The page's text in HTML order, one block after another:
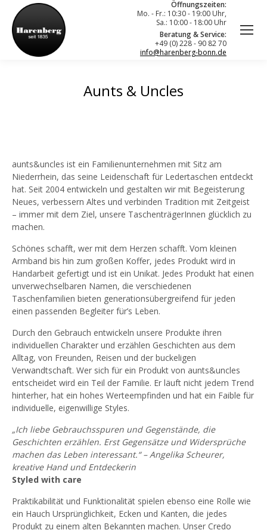
Öffnungszeiten:
Mo. - Fr.: 10:30 - 19:00 Uhr,
Sa.: 10:00 - 18:00 Uhr
Beratung & Service:
+49 (0) 228 - 90 82 70
info@harenberg-bonn.de
Aunts & Uncles
aunts&uncles ist ein Familienunternehmen mit Sitz am
Niederrhein, das seine Leidenschaft für Ledertaschen entdeckt
hat. Seit 2004 entwickeln und gestalten wir mit Begeisterung
Neues, verbessern Altes und verbinden Tradition mit Zeitgeist
– immer mit dem Ziel, unsere TaschenträgerInnen glücklich zu
machen.
Schönes schafft, wer mit dem Herzen schafft. Vom kleinen
Armband bis hin zum großen Koffer, jedes Produkt wird in
Handarbeit gefertigt und ist ein Unikat. Jedes Produkt hat einen
unverwechselbaren Namen, die verschiedenen
Taschenfamilien bieten generationsübergreifend für jeden
einen passenden Begleiter für’s Leben.
Durch den Gebrauch entwickeln unsere Produkte ihren
individuellen Charakter und erzählen Geschichten aus dem
Alltag, von Freunden, Reisen und der buckeligen
Verwandtschaft. Wer sich für ein Produkt von aunts&uncles
entscheidet wird ein Teil der Familie. Er läuft nicht jedem Trend
hinterher, hat ein hohes Werteempfinden und hat ein Faible für
individuelle, eigenwillige Styles.
„Ich liebe Gebrauchsspuren und Gegenstände, die
Geschichten erzählen. Erst Gegensätze und Widersprüche
machen das Leben interessant.“ – Angelika Scheurer,
kreative Hand und Entdeckerin
Styled with care
Praktikabilität und Funktionalität spielen ebenso eine Rolle wie
ein Hauch Ursprünglichkeit, Ecken und Kanten, die jedes
Produkt zu einem alten Bekannten machen. Unser Credo